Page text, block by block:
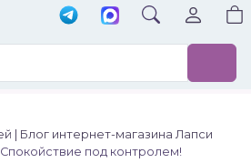
| Блог интернет-магазина Лапси
Спокойствие под контролем!